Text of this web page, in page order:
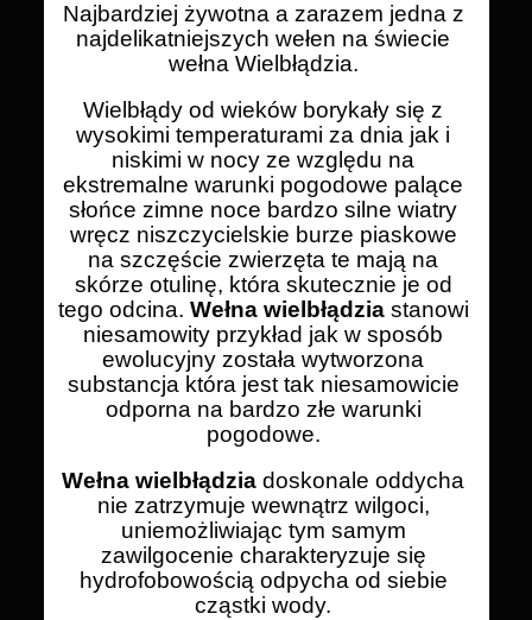
Najbardziej żywotna a zarazem jedna z
najdelikatniejszych wełen na świecie
wełna Wielbłądzia.
Wielbłądy od wieków borykały się z
wysokimi temperaturami za dnia jak i
niskimi w nocy ze względu na
ekstremalne warunki pogodowe palące
słońce zimne noce bardzo silne wiatry
wręcz niszczycielskie burze piaskowe
na szczęście zwierzęta te mają na
skórze otulinę, która skutecznie je od
tego odcina. Wełna wielbłądziastanowi
niesamowity przykład jak w sposób
ewolucyjny została wytworzona
substancja która jest tak niesamowicie
odporna na bardzo złe warunki
pogodowe.
Wełna wielbłądzia doskonale oddycha
nie zatrzymuje wewnątrz wilgoci,
uniemożliwiając tym samym
zawilgocenie charakteryzuje się
hydrofobowością odpycha od siebie
cząstki wody.